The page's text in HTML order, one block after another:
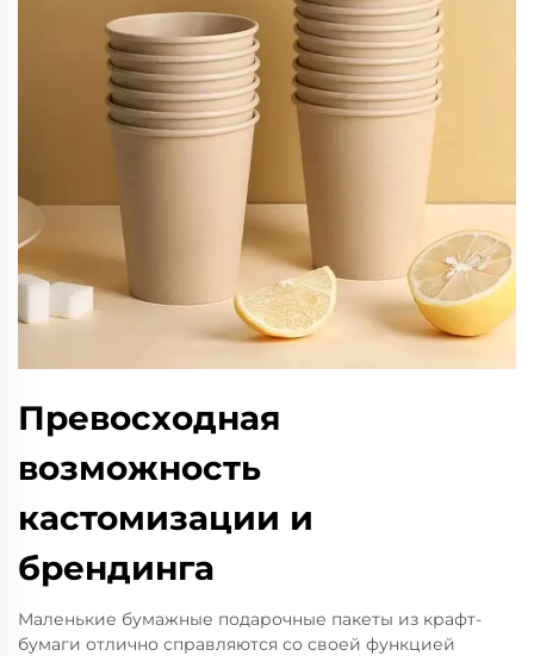
Превосходная
возможность
кастомизации и
брендинга
Маленькие бумажные подарочные пакеты из крафт-
бумаги отлично справляются со своей функцией